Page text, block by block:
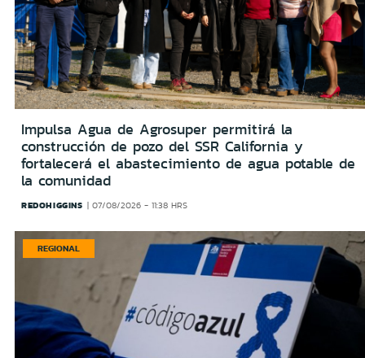
Impulsa Agua de Agrosuper permitirá la
construcción de pozo del SSR California y
fortalecerá el abastecimiento de agua potable de
la comunidad
REDOHIGGINS 07/08/2026 - 11:38 HRS
REGIONAL